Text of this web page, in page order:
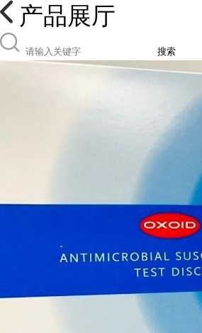
产品展厅
搜索